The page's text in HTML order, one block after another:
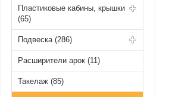
Пластиковые кабины, крышки
(65)
Подвеска (286)
Расширители арок (11)
Такелаж (85)